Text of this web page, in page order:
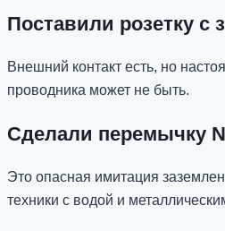
Поставили розетку с
Внешний контакт есть, но
проводника может не быть.
Сделали перемычку
Это опасная имитация
техники с водой и